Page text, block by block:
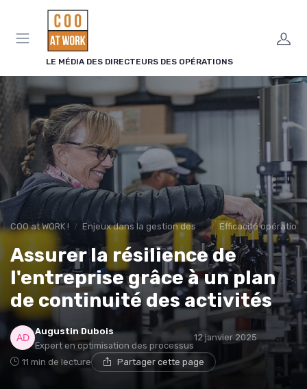
LE MÉDIA DES DIRECTEURS DES OPÉRATIONS
COO at WORK ! Enjeux dans la gestion des opérations Efficacité
Assurer la résilience de
l'entreprise grâce à un plan
de continuité des activités
Augustin Dubois
Expert en optimisation des processus
12 janvier 2025
11 min de lecture Partager cette page
Panneau de gestion des cookies